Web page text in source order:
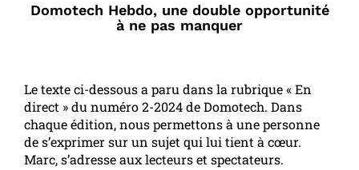
Domotech Hebdo, une double opportunité
à ne pas manquer
Le texte ci-dessous a paru dans la rubrique « En
direct » du numéro 2-2024 de Domotech. Dans
chaque édition, nous permettons à une personne
de s’exprimer sur un sujet qui lui tient à cœur.
Marc, s’adresse aux lecteurs et spectateurs.